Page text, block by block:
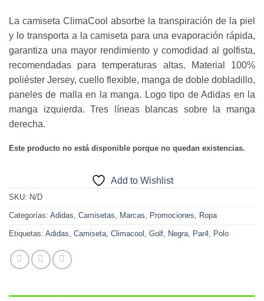
La camiseta ClimaCool absorbe la transpiración de la piel
y lo transporta a la camiseta para una evaporación rápida,
garantiza una mayor rendimiento y comodidad al golfista,
recomendadas para temperaturas altas. Material 100%
poliéster Jersey, cuello flexible, manga de doble dobladillo,
paneles de malla en la manga. Logo tipo de Adidas en la
manga izquierda. Tres líneas blancas sobre la manga
derecha.
Este producto no está disponible porque no quedan existencias.
Add to Wishlist
SKU: N/D
Categorías: Adidas Camisetas Marcas Promociones Ropa
Etiquetas: Adidas Camiseta Climacool Golf Negra Par4 Polo